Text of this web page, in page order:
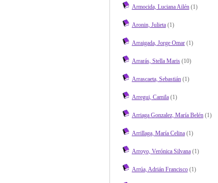
Armocida, Luciana Ailén(1)
Aronin, Julieta(1)
Arraigada, Jorge Omar(1)
Arrarás, Stella Maris(10)
Arrascaeta, Sebastián(1)
Arregui, Camila(1)
Arriaga Gonzalez, María Belén(1)
Arrillaga, María Celina(1)
Arroyo, Verónica Silvana(1)
Arrúa, Adrián Francisco(1)